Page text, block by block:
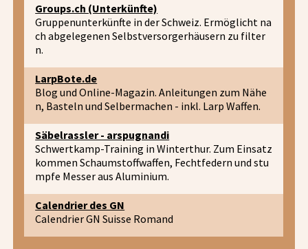
Groups.ch (Unterkünfte)
Gruppenunterkünfte in der Schweiz. Ermöglicht na
ch abgelegenen Selbstversorgerhäusern zu filter
n.
LarpBote.de
Blog und Online-Magazin. Anleitungen zum Nähe
n, Basteln und Selbermachen - inkl. Larp Waffen.
Säbelrassler - arspugnandi
Schwertkamp-Training in Winterthur. Zum Einsatz
kommen Schaumstoffwaffen, Fechtfedern und stu
mpfe Messer aus Aluminium.
Calendrier des GN
Calendrier GN Suisse Romand